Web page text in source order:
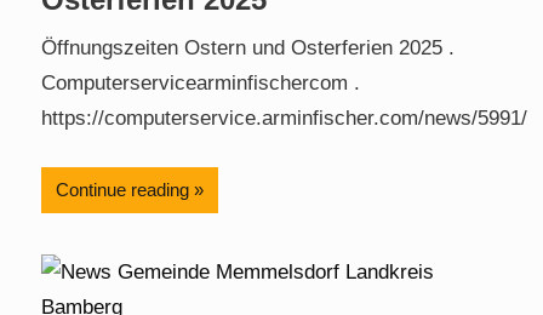
Öffnungszeiten Ostern und Osterferien 2025 .
Computerservicearminfischercom .
https://computerservice.arminfischer.com/news/5991/
Continue reading